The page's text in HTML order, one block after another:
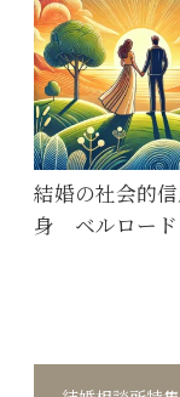
結婚の社会的
身 ベルロー